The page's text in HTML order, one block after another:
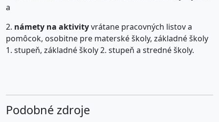
a
2. námety na aktivityvrátane pracovných listov a
pomôcok, osobitne pre materské školy, základné školy
1. stupeň, základné školy 2. stupeň a stredné školy.
Podobné zdroje